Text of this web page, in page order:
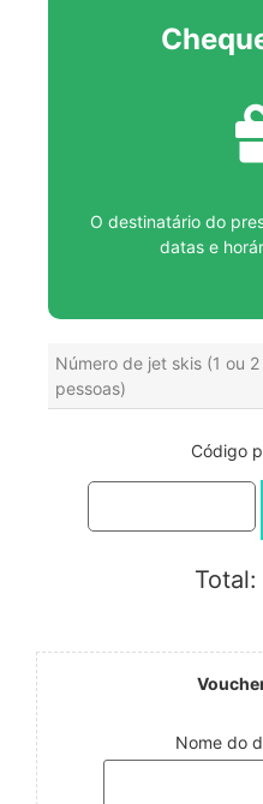
O destinatário do
datas e
Número de jet skis (1 ou 2
pessoas)
Código
Total:
Nome do